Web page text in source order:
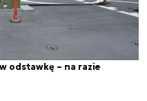
odstawkę – na razie